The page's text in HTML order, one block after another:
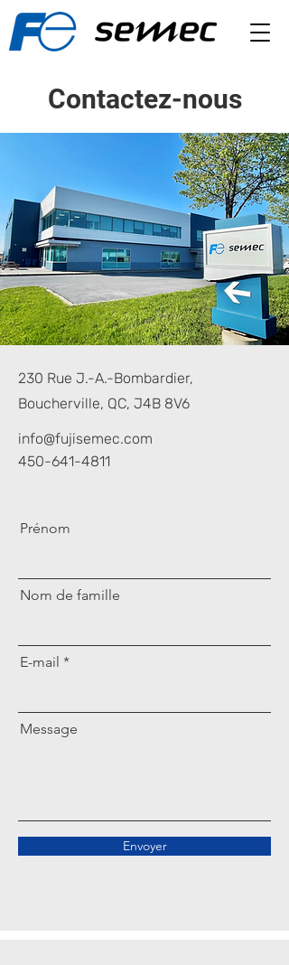
Contactez-nous
230 Rue J.-A.-Bombardier,
Boucherville, QC, J4B 8V6
info@fujisemec.com
450-641-4811
Prénom
Nom de famille
E-mail
Message
Envoyer